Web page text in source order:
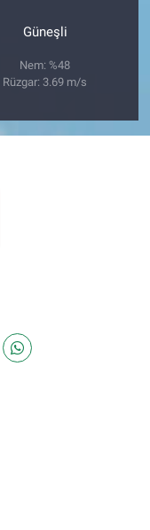
Güneşli
Nem: %48
Rüzgar: 3.69 m/s